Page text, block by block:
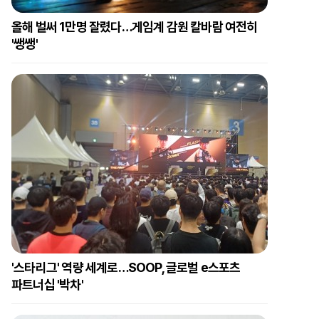
올해 벌써 1만명 잘렸다…게임계 감원 칼바람 여전히
'쌩쌩'
'스타리그' 역량 세계로…SOOP, 글로벌 e스포츠
파트너십 '박차'